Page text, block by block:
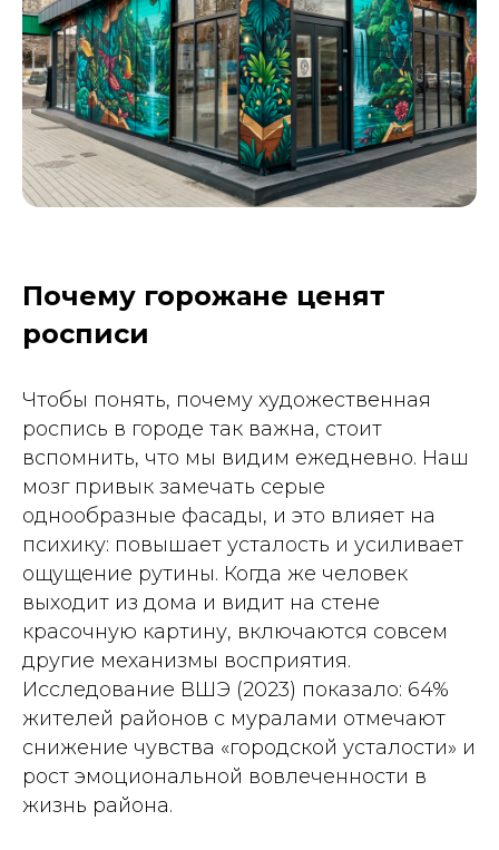
Почему горожане ценят
росписи
Чтобы понять, почему художественная
роспись в городе так важна, стоит
вспомнить, что мы видим ежедневно. Наш
мозг привык замечать серые
однообразные фасады, и это влияет на
психику: повышает усталость и усиливает
ощущение рутины. Когда же человек
выходит из дома и видит на стене
красочную картину, включаются совсем
другие механизмы восприятия.
Исследование ВШЭ (2023) показало: 64%
жителей районов с муралами отмечают
снижение чувства «городской усталости» и
рост эмоциональной вовлеченности в
жизнь района.